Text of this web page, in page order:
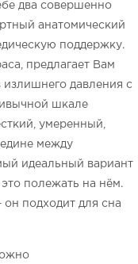
два совершенно
анатомический
поддержку.
предлагает Вам
давления с
шкале
умеренный,
между
идеальный вариант
полежать на нём.
он подходит для сна